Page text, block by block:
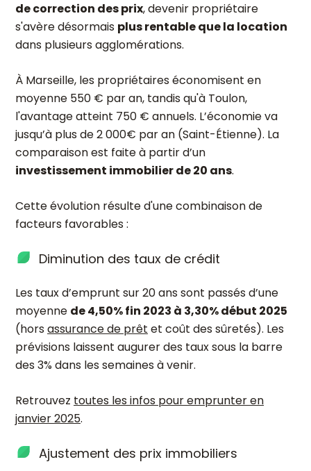
de correction des prix, devenir propriétaire
s'avère désormais plus rentable que la location
dans plusieurs agglomérations.
À Marseille, les propriétaires économisent en
moyenne 550 € par an, tandis qu'à Toulon,
l'avantage atteint 750 € annuels. L’économie va
jusqu’à plus de 2 000€ par an (Saint-Étienne). La
comparaison est faite à partir d’un
investissement immobilier de 20 ans.
Cette évolution résulte d'une combinaison de
facteurs favorables :
Diminution des taux de crédit
Les taux d’emprunt sur 20 ans sont passés d’une
moyenne de 4,50% fin 2023 à 3,30% début 2025
(horsassurance de prêt et coût des sûretés). Les
prévisions laissent augurer des taux sous la barre
des 3% dans les semaines à venir.
Retrouvez toutes les infos pour emprunter en
janvier 2025.
Ajustement des prix immobiliers